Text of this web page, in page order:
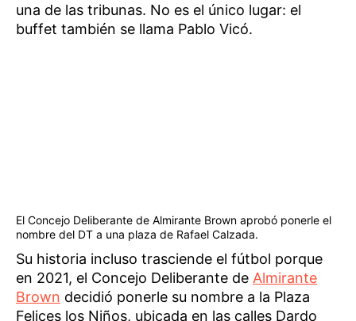
una de las tribunas. No es el único lugar: el
buffet también se llama Pablo Vicó.
El Concejo Deliberante de Almirante Brown aprobó ponerle el
nombre del DT a una plaza de Rafael Calzada.
Su historia incluso trasciende el fútbol porque
en 2021, el Concejo Deliberante de Almirante
Brown decidió ponerle su nombre a la Plaza
Felices los Niños, ubicada en las calles Dardo